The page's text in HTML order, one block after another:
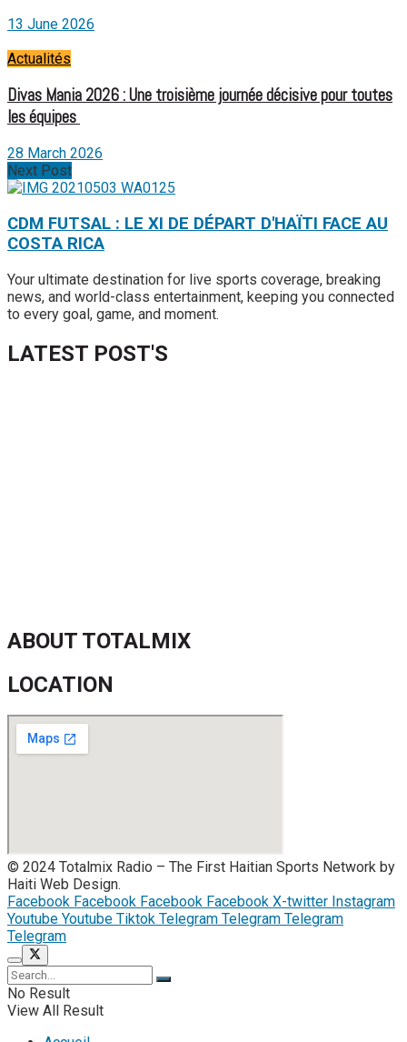
13 June 2026
Actualités
Divas Mania 2026 : Une troisième journée décisive pour toutes
les équipes
28 March 2026
Next Post
CDM FUTSAL : LE XI DE DÉPART D'HAÏTI FACE AU
COSTA RICA
Your ultimate destination for live sports coverage, breaking
news, and world-class entertainment, keeping you connected
to every goal, game, and moment.
LATEST POST'S
ABOUT TOTALMIX
LOCATION
© 2024 Totalmix Radio – The First Haitian Sports Network by
Haiti Web Design.
Facebook Facebook Facebook Facebook X-twitter Instagram
Youtube Youtube Tiktok Telegram Telegram Telegram
Telegram
No Result
View All Result